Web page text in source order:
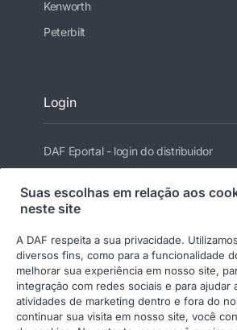
Kenworth
Peterbilt
Login
DAF Eportal - login do distribuidor
Suas escolhas em relação aos
neste site
A DAF respeita a sua privacidade.
diversos fins, como para a funcionalidade
melhorar sua experiência em nosso site,
integração com redes sociais e para ajudar
atividades de marketing dentro e fora do
continuar sua visita em nosso site, você